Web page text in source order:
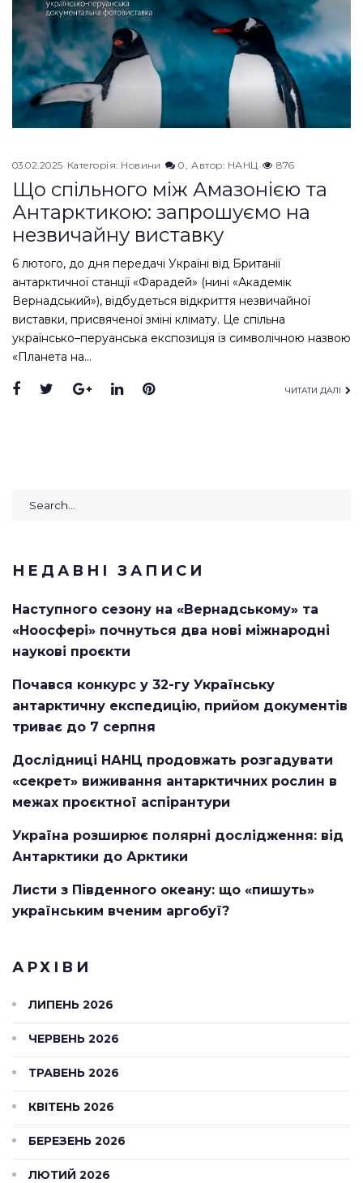
03.02.2025 Категорія: Новини 0 Автор: НАНЦ 876
Що спільного між Амазонією та
Антарктикою: запрошуємо на
незвичайну виставку
6 лютого, до дня передачі Україні від Британії
антарктичної станції «Фарадей» (нині «Академік
Вернадський»), відбудеться відкриття незвичайної
виставки, присвяченої зміні клімату. Це спільна
українсько–перуанська експозиція із символічною назвою
«Планета на…
Facebook
TwitterGoogle+
LinkedInPinterest ЧИТАТИ ДАЛІ
Search
НЕДАВНІ ЗАПИСИ
Наступного сезону на «Вернадському» та
«Ноосфері» почнуться два нові міжнародні
наукові проєкти
Почався конкурс у 32-гу Українську
антарктичну експедицію, прийом документів
триває до 7 серпня
Дослідниці НАНЦ продовжать розгадувати
«секрет» виживання антарктичних рослин в
межах проєктної аспірантури
Україна розширює полярні дослідження: від
Антарктики до Арктики
Листи з Південного океану: що «пишуть»
українським вченим аргобуї?
АРХІВИ
ЛИПЕНЬ 2026
ЧЕРВЕНЬ 2026
ТРАВЕНЬ 2026
КВІТЕНЬ 2026
БЕРЕЗЕНЬ 2026
ЛЮТИЙ 2026